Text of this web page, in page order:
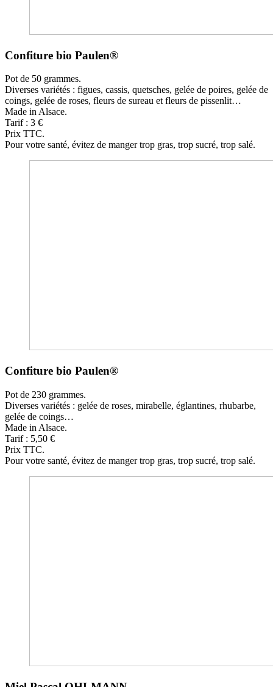
Confiture bio Paulen®
Pot de 50 grammes.
Diverses variétés : figues, cassis, quetsches, gelée de poires, gelée de
coings, gelée de roses, fleurs de sureau et fleurs de pissenlit…
Made in Alsace.
Tarif : 3 €
Prix TTC.
Pour votre santé, évitez de manger trop gras, trop sucré, trop salé.
Confiture bio Paulen®
Pot de 230 grammes.
Diverses variétés : gelée de roses, mirabelle, églantines, rhubarbe,
gelée de coings…
Made in Alsace.
Tarif : 5,50 €
Prix TTC.
Pour votre santé, évitez de manger trop gras, trop sucré, trop salé.